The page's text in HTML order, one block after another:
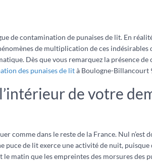
de contamination de punaises de lit. En
de multiplication de ces
Dès que vous remarquez la présence de
des punaises de lità Boulogne-Billancourt
de votre
comme dans le reste de la France. Nul n’est
de lit exerce une activité de nuit, puisque
matin que les empreintes des morsures des